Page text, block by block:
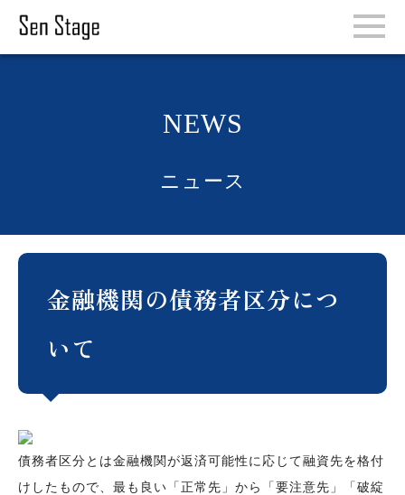
NEWS
ニュース
金融機関の債務者区分につ
いて
債務者区分とは金融機関が返済可能性に応じて融資先を格付
けしたもので、最も良い「正常先」から「要注意先」「破綻